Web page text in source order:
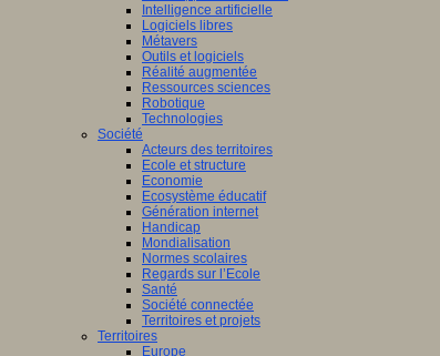
Intelligence artificielle
Logiciels libres
Métavers
Outils et logiciels
Réalité augmentée
Ressources sciences
Robotique
Technologies
Société
Acteurs des territoires
Ecole et structure
Economie
Ecosystème éducatif
Génération internet
Handicap
Mondialisation
Normes scolaires
Regards sur l’Ecole
Santé
Société connectée
Territoires et projets
Territoires
Europe